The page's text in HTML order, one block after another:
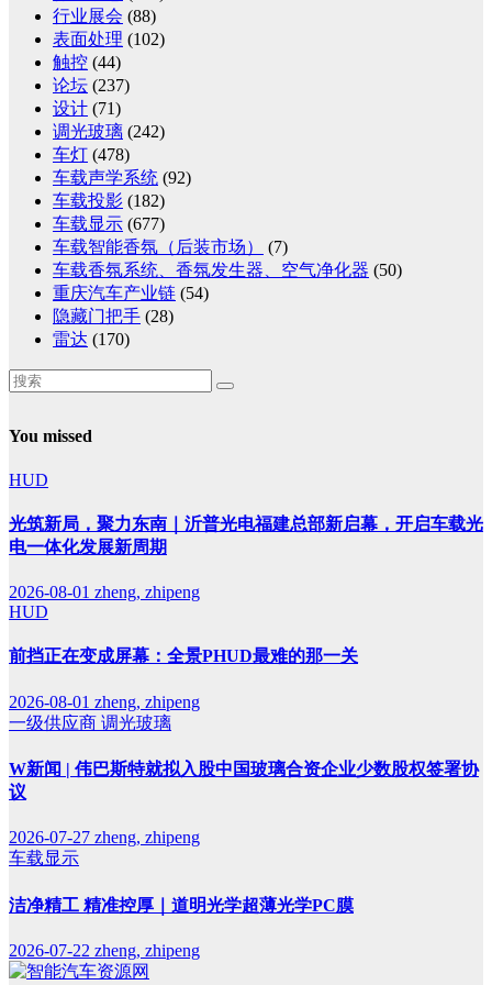
行业展会 (88)
表面处理 (102)
触控 (44)
论坛 (237)
设计 (71)
调光玻璃 (242)
车灯 (478)
车载声学系统 (92)
车载投影 (182)
车载显示 (677)
车载智能香氛（后装市场）
(7)
车载香氛系统、香氛发生器、空气净化器 (50)
重庆汽车产业链 (54)
隐藏门把手 (28)
雷达 (170)
You missed
HUD
光筑新局，聚力东南｜沂普光电福建总部新启幕，开启车载光
电一体化发展新周期
2026-08-01 zheng, zhipeng
HUD
前挡正在变成屏幕：全景PHUD最难的那一关
2026-08-01 zheng, zhipeng
一级供应商 调光玻璃
W新闻 | 伟巴斯特就拟入股中国玻璃合资企业少数股权签署协
议
2026-07-27 zheng, zhipeng
车载显示
洁净精工 精准控厚｜道明光学超薄光学PC膜
2026-07-22 zheng, zhipeng